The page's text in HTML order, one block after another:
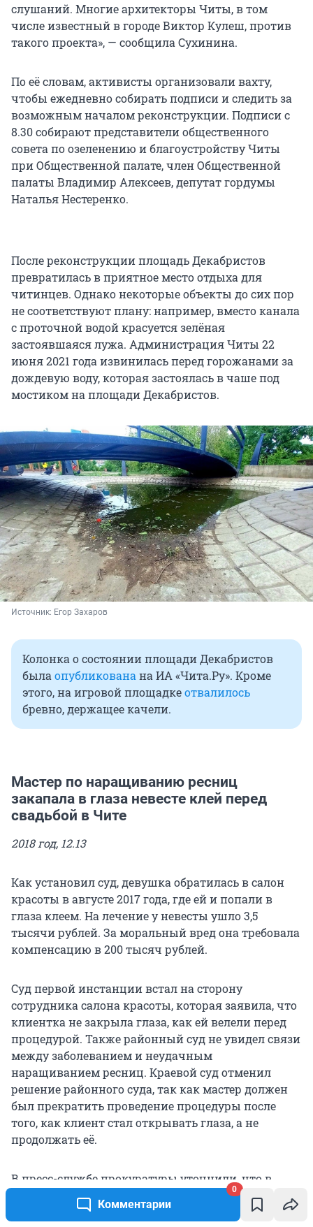
Комментарии
0
слушаний. Многие архитекторы Читы, в том
числе известный в городе Виктор Кулеш, против
такого проекта», — сообщила Сухинина.
По её словам, активисты организовали вахту,
чтобы ежедневно собирать подписи и следить за
возможным началом реконструкции. Подписи с
8.30 собирают представители общественного
совета по озеленению и благоустройству Читы
при Общественной палате, член Общественной
палаты Владимир Алексеев, депутат гордумы
Наталья Нестеренко.
После реконструкции площадь Декабристов
превратилась в приятное место отдыха для
читинцев. Однако некоторые объекты до сих пор
не соответствуют плану: например, вместо канала
с проточной водой красуется зелёная
застоявшаяся лужа. Администрация Читы 22
июня 2021 года извинилась перед горожанами за
дождевую воду, которая застоялась в чаше под
мостиком на площади Декабристов.
Источник: Егор Захаров
Колонка о состоянии площади Декабристов
была опубликована на ИА «Чита.Ру». Кроме
этого, на игровой площадкеотвалилось
бревно, держащее качели.
Мастер по наращиванию ресниц
закапала в глаза невесте клей перед
свадьбой в Чите
2018 год, 12.13
Как установил суд, девушка обратилась в салон
красоты в августе 2017 года, где ей и попали в
глаза клеем. На лечение у невесты ушло 3,5
тысячи рублей. За моральный вред она требовала
компенсацию в 200 тысяч рублей.
Суд первой инстанции встал на сторону
сотрудника салона красоты, которая заявила, что
клиентка не закрыла глаза, как ей велели перед
процедурой. Также районный суд не увидел связи
между заболеванием и неудачным
наращиванием ресниц. Краевой суд отменил
решение районного суда, так как мастер должен
был прекратить проведение процедуры после
того, как клиент стал открывать глаза, а не
продолжать её.
В пресс-службе прокуратуры уточнили, что в
итоге свадьба не сорвалась.